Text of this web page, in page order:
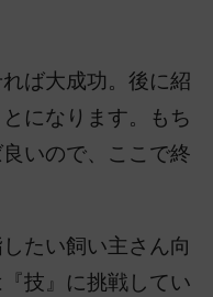
ば大成功。後に紹
になります。もち
いので、ここで終
たい飼い主さん向
技』に挑戦してい